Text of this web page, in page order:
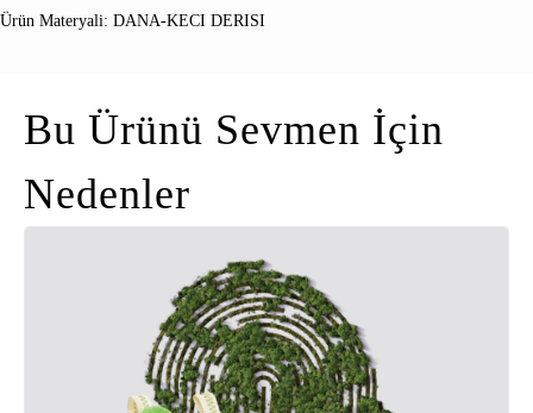
Ürün Materyali: DANA-KECI DERISI
Bu Ürünü Sevmen İçin
Nedenler